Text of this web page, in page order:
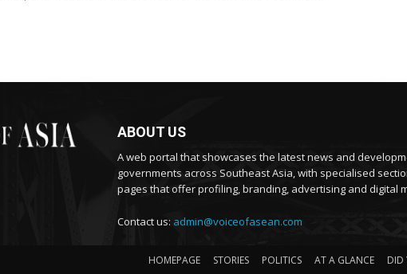
ABOUT US
A web portal that showcases the latest news and
governments across Southeast Asia, with specialised
pages that offer profiling, branding, advertising and digital
Contact us: admin@voiceofasean.com
HOMEPAGE STORIES POLITICS AT A GLANCE DID